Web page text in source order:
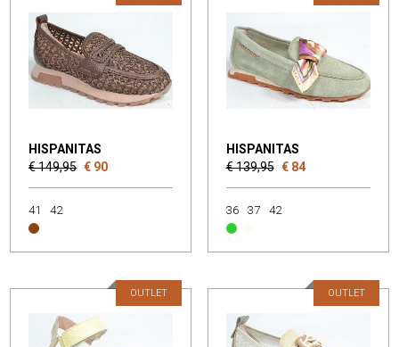
HISPANITAS
€ 149,95 € 90
41 42
HISPANITAS
€ 139,95 € 84
36 37 42
OUTLET OUTLET